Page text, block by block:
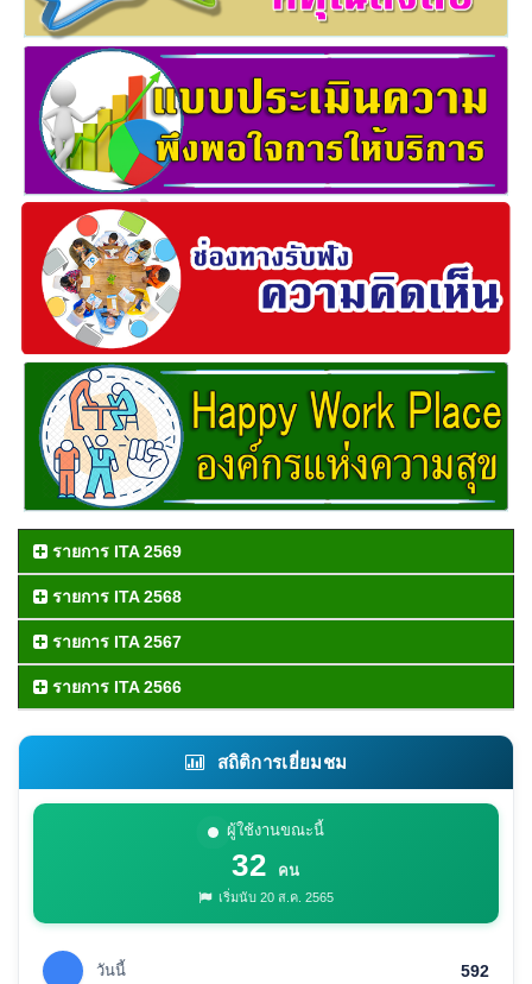
รายการ ITA 2569
รายการ ITA 2568
รายการ ITA 2567
รายการ ITA 2566
สถิติการเยี่ยมชม
ผู้ใช้งานขณะนี้
32 คน
เริ่มนับ 20 ส.ค. 2565
วันนี้ 592